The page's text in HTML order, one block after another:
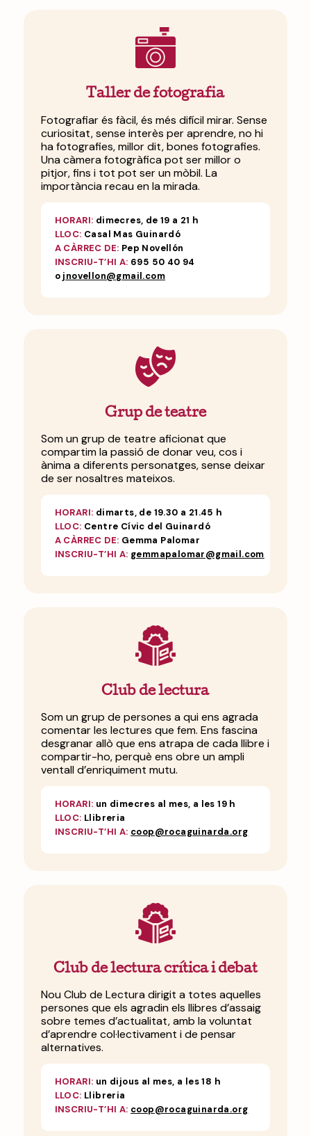
Taller de fotografia
Fotografiar és fàcil, és més difícil mirar. Sense
curiositat, sense interès per aprendre, no hi
ha fotografies, millor dit, bones fotografies.
Una càmera fotogràfica pot ser millor o
pitjor, fins i tot pot ser un mòbil. La
importància recau en la mirada.
HORARI: dimecres, de 19 a 21 h
LLOC: Casal Mas Guinardó
A CÀRREC DE: Pep Novellón
INSCRIU-T’HI A: 695 50 40 94
o jnovellon@gmail.com
Grup de teatre
Som un grup de teatre aficionat que
compartim la passió de donar veu, cos i
ànima a diferents personatges, sense deixar
de ser nosaltres mateixos.
HORARI: dimarts, de 19.30 a 21.45 h
LLOC: Centre Cívic del Guinardó
A CÀRREC DE: Gemma Palomar
INSCRIU-T’HI A: gemmapalomar@gmail.com
Club de lectura
Som un grup de persones a qui ens agrada
comentar les lectures que fem. Ens fascina
desgranar allò que ens atrapa de cada llibre i
compartir-ho, perquè ens obre un ampli
ventall d’enriquiment mutu.
HORARI: un dimecres al mes, a les 19 h
LLOC: Llibreria
INSCRIU-T’HI A: coop@rocaguinarda.org
Club de lectura crítica i debat
Nou Club de Lectura dirigit a totes aquelles
persones que els agradin els llibres d’assaig
sobre temes d’actualitat, amb la voluntat
d’aprendre col·lectivament i de pensar
alternatives.
HORARI: un dijous al mes, a les 18 h
LLOC: Llibreria
INSCRIU-T’HI A: coop@rocaguinarda.org